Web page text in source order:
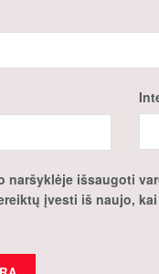
naršyklėje išsaugoti
įvesti iš naujo,